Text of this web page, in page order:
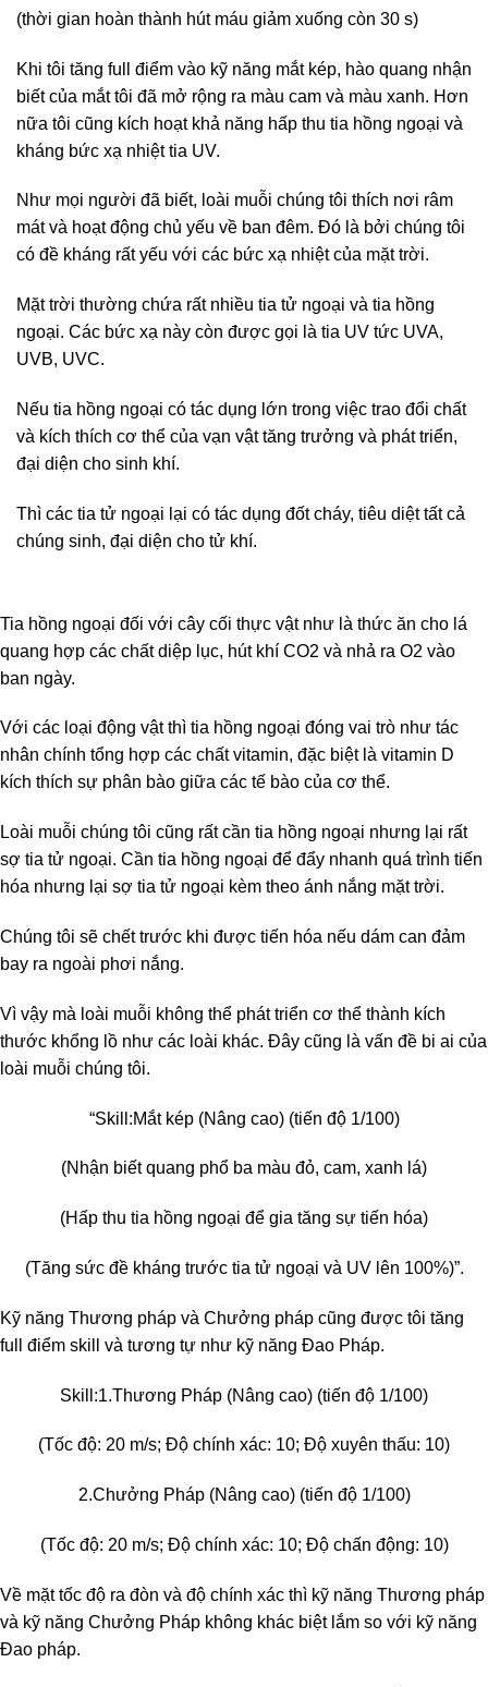
(thời gian hoàn thành hút máu giảm xuống còn 30 s)
Khi tôi tăng full điểm vào kỹ năng mắt kép, hào quang nhận
biết của mắt tôi đã mở rộng ra màu cam và màu xanh. Hơn
nữa tôi cũng kích hoạt khả năng hấp thu tia hồng ngoại và
kháng bức xạ nhiệt tia UV.
Như mọi người đã biết, loài muỗi chúng tôi thích nơi râm
mát và hoạt động chủ yếu về ban đêm. Đó là bởi chúng tôi
có đề kháng rất yếu với các bức xạ nhiệt của mặt trời.
Mặt trời thường chứa rất nhiều tia tử ngoại và tia hồng
ngoại. Các bức xạ này còn được gọi là tia UV tức UVA,
UVB, UVC.
Nếu tia hồng ngoại có tác dụng lớn trong việc trao đổi chất
và kích thích cơ thể của vạn vật tăng trưởng và phát triển,
đại diện cho sinh khí.
Thì các tia tử ngoại lại có tác dụng đốt cháy, tiêu diệt tất cả
chúng sinh, đại diện cho tử khí.
Tia hồng ngoại đối với cây cối thực vật như là thức ăn cho lá
quang hợp các chất diệp lục, hút khí CO2 và nhả ra O2 vào
ban ngày.
Với các loại động vật thì tia hồng ngoại đóng vai trò như tác
nhân chính tổng hợp các chất vitamin, đặc biệt là vitamin D
kích thích sự phân bào giữa các tế bào của cơ thể.
Loài muỗi chúng tôi cũng rất cần tia hồng ngoại nhưng lại rất
sợ tia tử ngoại. Cần tia hồng ngoại để đẩy nhanh quá trình tiến
hóa nhưng lại sợ tia tử ngoại kèm theo ánh nắng mặt trời.
Chúng tôi sẽ chết trước khi được tiến hóa nếu dám can đảm
bay ra ngoài phơi nắng.
Vì vậy mà loài muỗi không thể phát triển cơ thể thành kích
thước khổng lồ như các loài khác. Đây cũng là vấn đề bi ai của
loài muỗi chúng tôi.
“Skill:Mắt kép (Nâng cao) (tiến độ 1/100)
(Nhận biết quang phổ ba màu đỏ, cam, xanh lá)
(Hấp thu tia hồng ngoại để gia tăng sự tiến hóa)
(Tăng sức đề kháng trước tia tử ngoại và UV lên 100%)”.
Kỹ năng Thương pháp và Chưởng pháp cũng được tôi tăng
full điểm skill và tương tự như kỹ năng Đao Pháp.
Skill:1.Thương Pháp (Nâng cao) (tiến độ 1/100)
(Tốc độ: 20 m/s; Độ chính xác: 10; Độ xuyên thấu: 10)
2.Chưởng Pháp (Nâng cao) (tiến độ 1/100)
(Tốc độ: 20 m/s; Độ chính xác: 10; Độ chấn động: 10)
Về mặt tốc độ ra đòn và độ chính xác thì kỹ năng Thương pháp
và kỹ năng Chưởng Pháp không khác biệt lắm so với kỹ năng
Đao pháp.